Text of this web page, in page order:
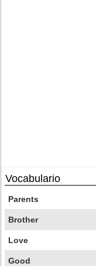
Vocabulario
Parents
Brother
Love
Good